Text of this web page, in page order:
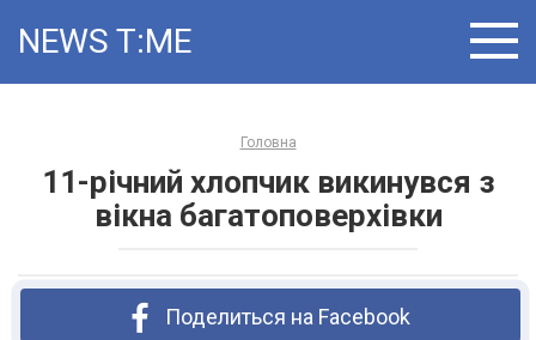
NEWS T:ME
Головна
11-річний хлопчик викинувся з
вікна багатоповерхівки
Поделиться на Facebook